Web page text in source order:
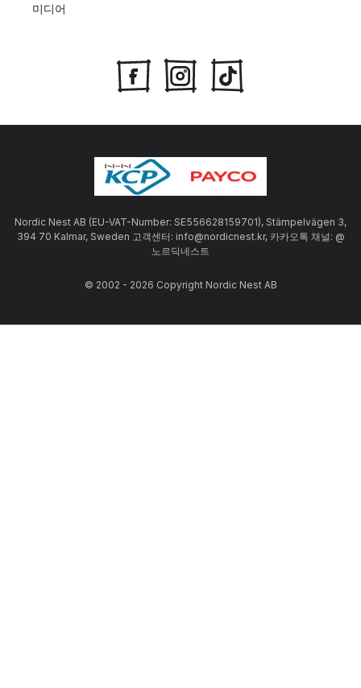
미디어
Nordic Nest AB (EU-VAT-Number: SE556628159701), Stämpelvägen 3,
394 70 Kalmar, Sweden 고객센터: info@nordicnest.kr, 카카오톡 채널: @
노르딕네스트
© 2002 - 2026 Copyright Nordic Nest AB